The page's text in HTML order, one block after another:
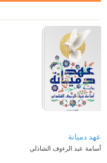
عهد دميانة
أسامة عبد الرءوف الشاذلي